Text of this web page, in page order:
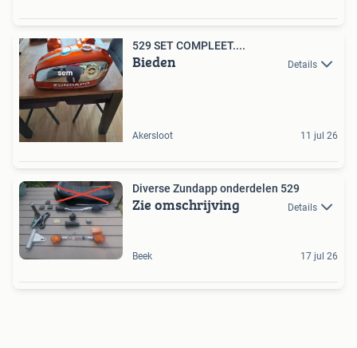
529 SET COMPLEET....
Bieden Details
Akersloot 11 jul 26
Diverse Zundapp onderdelen 529
Zie omschrijving Details
Beek 17 jul 26